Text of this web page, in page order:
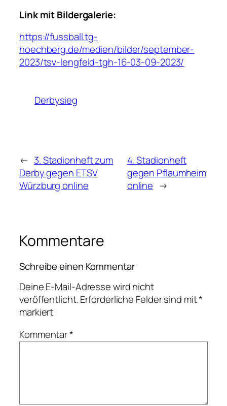
Link mit Bildergalerie:
https://fussball.tg-
hoechberg.de/medien/bilder/september-
2023/tsv-lengfeld-tgh-16-03-09-2023/
Derbysieg
← 3. Stadionheft zum
Derby gegen ETSV
Würzburg online
4. Stadionheft
gegen Pflaumheim
online →
Kommentare
Schreibe einen Kommentar
Deine E-Mail-Adresse wird nicht
veröffentlicht.Erforderliche Felder sind mit*
markiert
Kommentar*